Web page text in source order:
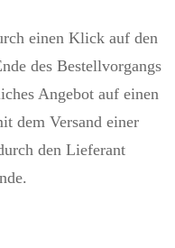
einen Klick auf den
des Bestellvorgangs
Angebot auf einen
dem Versand einer
den Lieferant